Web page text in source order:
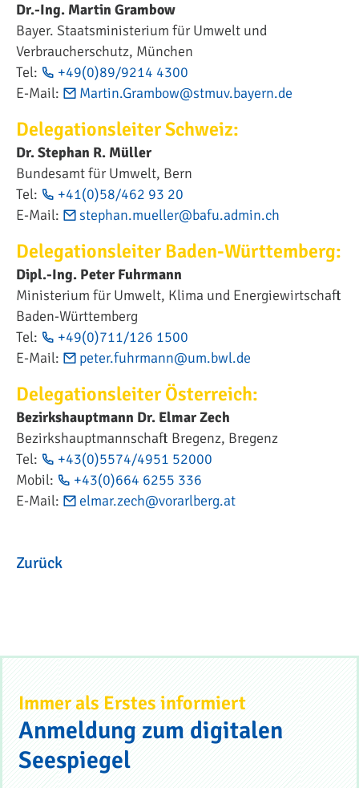
Dr.-Ing. Martin Grambow
Bayer. Staatsministerium für Umwelt und
Verbraucherschutz, München
Tel:
+49(0)89/9214 4300
E-Mail:
Martin.Grambow@stmuv.bayern.de
Delegationsleiter Schweiz:
Dr. Stephan R. Müller
Bundesamt für Umwelt, Bern
Tel:
+41(0)58/462 93 20
E-Mail:
stephan.mueller@bafu.admin.ch
Delegationsleiter Baden-Württemberg:
Dipl.-Ing. Peter Fuhrmann
Ministerium für Umwelt, Klima und Energiewirtschaft
Baden-Württemberg
Tel:
+49(0)711/126 1500
E-Mail:
peter.fuhrmann@um.bwl.de
Delegationsleiter Österreich:
Bezirkshauptmann Dr. Elmar Zech
Bezirkshauptmannschaft Bregenz, Bregenz
Tel:
+43(0)5574/4951 52000
Mobil:
+43(0)664 6255 336
E-Mail:
elmar.zech@vorarlberg.at
Zurück
Immer als Erstes informiert
Anmeldung zum digitalen
Seespiegel